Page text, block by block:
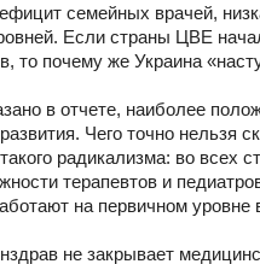
семейных врачей,
Если страны ЦВЕ
то почему же Украина
в отчете, наиболее
Чего точно нельзя
радикализма: во всех
терапевтов и
на первичном уровне
не закрывает